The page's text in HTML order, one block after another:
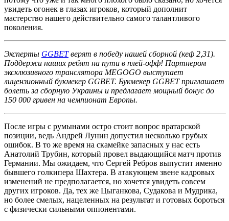
увидеть огонек в глазах игроков, который дополнит
мастерство нашего действительно самого талантливого
поколения.
Эксперты GGBET верят в победу нашей сборной (кеф 2,31).
Поддержи наших ребят на пути в плей-офф! Партнером
эксклюзивного транслятора MEGOGO выступает
лицензионный букмекер GGBET. Букмекер GGBET приглашает
болеть за сборную Украины и предлагает мощный бонус до
150 000 гривен на чемпионат Европы.
После игры с румынами остро стоит вопрос вратарской
позиции, ведь Андрей Лунин допустил несколько грубых
ошибок. В то же время на скамейке запасных у нас есть
Анатолий Трубин, который провел выдающийся матч против
Германии. Мы ожидаем, что Сергей Ребров выпустит именно
бывшего голкипера Шахтера. В атакующем звене кадровых
изменений не предполагается, но хочется увидеть совсем
других игроков. Да, тех же Цыганкова, Судакова и Мудрика,
но более смелых, нацеленных на результат и готовых бороться
с физически сильными оппонентами.